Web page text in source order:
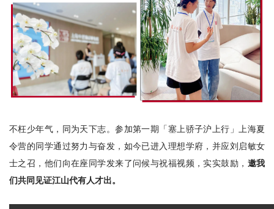
不枉少年气，同为天下志。参加第一期「塞上骄子沪上行」上海夏
令营的同学通过努力与奋发，如今已进入理想学府，并应刘启敏女
士之召，他们向在座同学发来了问候与祝福视频，实实鼓励， 邀我
们共同见证江山代有人才出。